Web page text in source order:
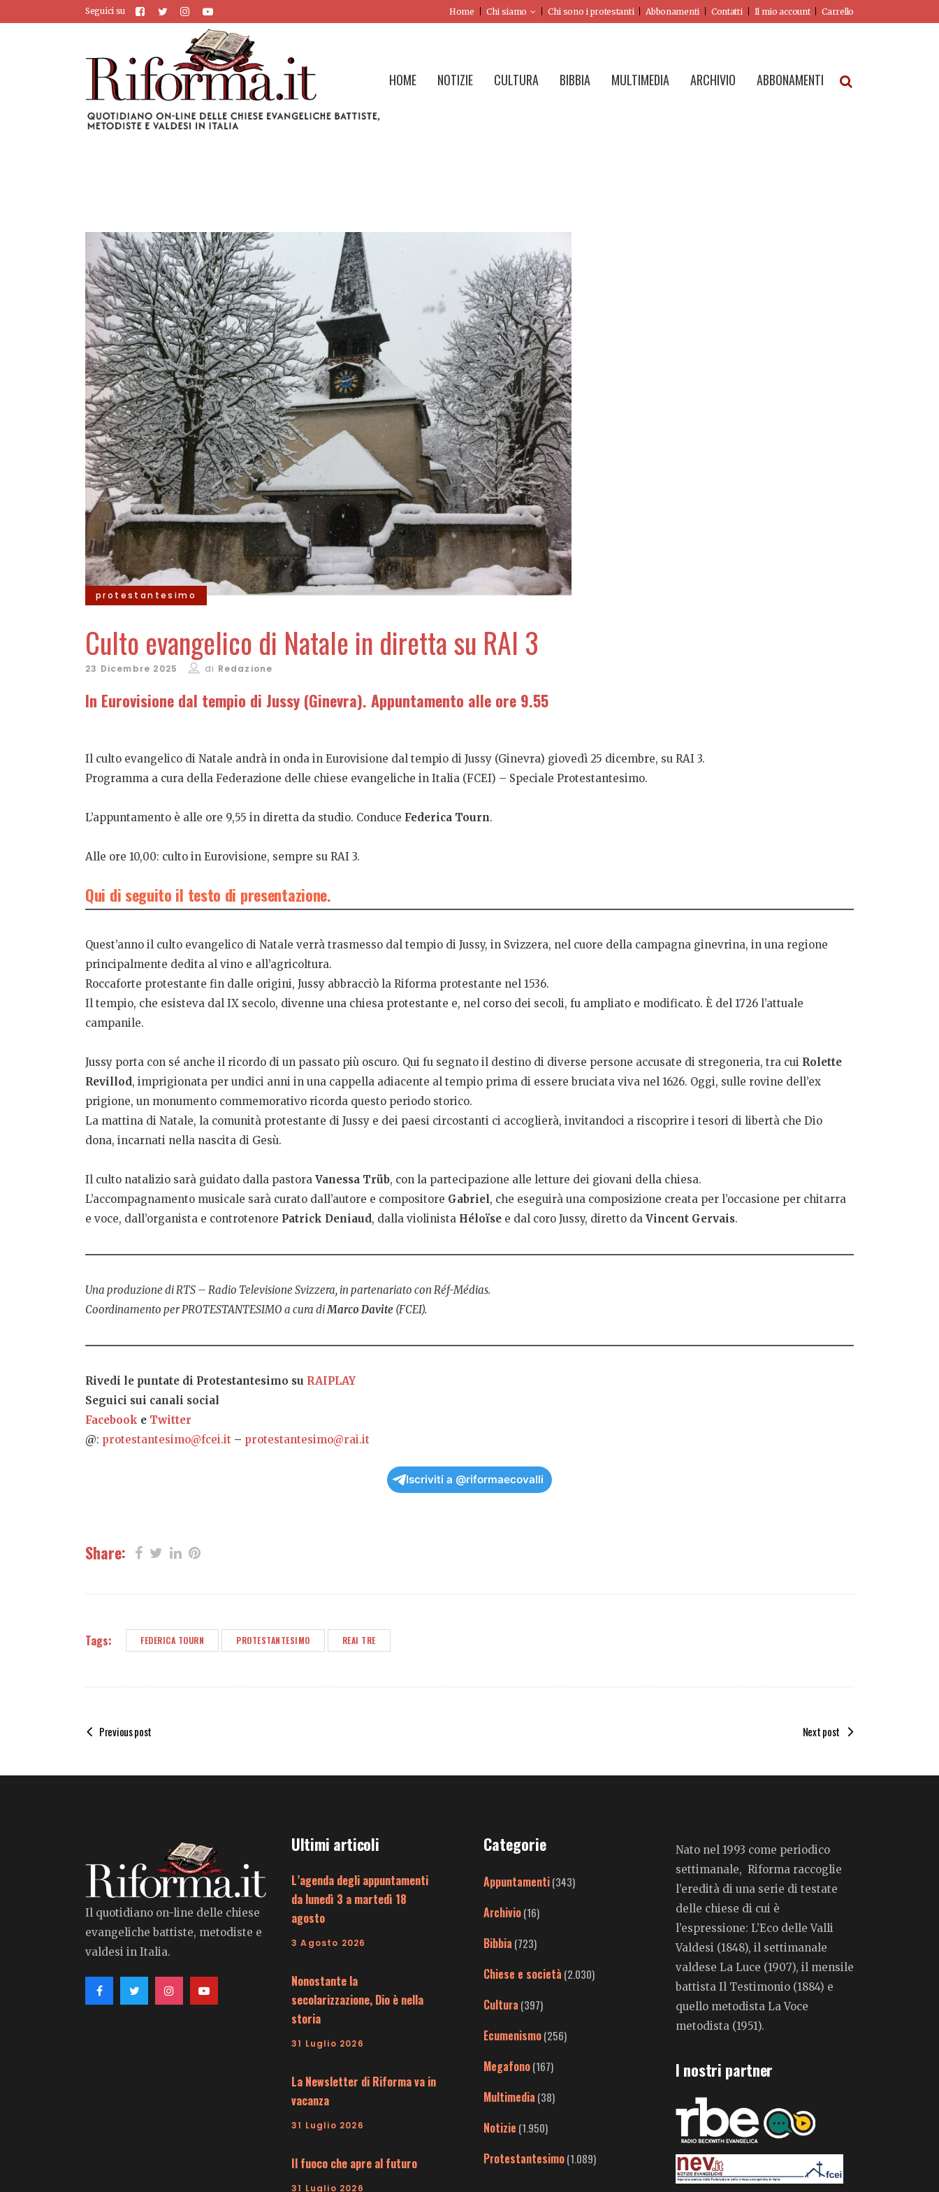
Seguici su Home Chi siamo Chi sono i protestanti Abbonamenti Contatti Il mio account Carrello
HOME NOTIZIE CULTURA BIBBIA MULTIMEDIA ARCHIVIO ABBONAMENTI
protestantesimo
Culto evangelico di Natale in diretta su RAI 3
23 Dicembre 2025 di Redazione
In Eurovisione dal tempio di Jussy (Ginevra). Appuntamento alle ore 9.55
Il culto evangelico di Natale andrà in onda in Eurovisione dal tempio di Jussy (Ginevra) giovedì 25 dicembre, su RAI 3.
Programma a cura della Federazione delle chiese evangeliche in Italia (FCEI) – Speciale Protestantesimo.
L’appuntamento è alle ore 9,55 in diretta da studio. Conduce Federica Tourn.
Alle ore 10,00: culto in Eurovisione, sempre su RAI 3.
Qui di seguito il testo di presentazione.
Quest’anno il culto evangelico di Natale verrà trasmesso dal tempio di Jussy, in Svizzera, nel cuore della campagna ginevrina, in una regione
principalmente dedita al vino e all’agricoltura.
Roccaforte protestante fin dalle origini, Jussy abbracciò la Riforma protestante nel 1536.
Il tempio, che esisteva dal IX secolo, divenne una chiesa protestante e, nel corso dei secoli, fu ampliato e modificato. È del 1726 l’attuale
campanile.
Jussy porta con sé anche il ricordo di un passato più oscuro. Qui fu segnato il destino di diverse persone accusate di stregoneria, tra cui Rolette
Revillod, imprigionata per undici anni in una cappella adiacente al tempio prima di essere bruciata viva nel 1626. Oggi, sulle rovine dell’ex
prigione, un monumento commemorativo ricorda questo periodo storico.
La mattina di Natale, la comunità protestante di Jussy e dei paesi circostanti ci accoglierà, invitandoci a riscoprire i tesori di libertà che Dio
dona, incarnati nella nascita di Gesù.
Il culto natalizio sarà guidato dalla pastora Vanessa Trüb, con la partecipazione alle letture dei giovani della chiesa.
L’accompagnamento musicale sarà curato dall’autore e compositore Gabriel, che eseguirà una composizione creata per l’occasione per chitarra
e voce, dall’organista e controtenore Patrick Deniaud, dalla violinista Héloïse e dal coro Jussy, diretto da Vincent Gervais.
Una produzione di RTS – Radio Televisione Svizzera, in partenariato con Réf-Médias.
Coordinamento per PROTESTANTESIMO a cura diMarco Davite (FCEI).
Rivedi le puntate di Protestantesimo su RAIPLAY
Seguici sui canali social
Facebook e Twitter
@: protestantesimo@fcei.it – protestantesimo@rai.it
Iscriviti a @riformaecovalli
Share:
Tags: FEDERICA TOURN PROTESTANTESIMO REAI TRE
Previous post Next post
Il quotidiano on-line delle chiese
evangeliche battiste, metodiste e
valdesi in Italia.
Ultimi articoli
L’agenda degli appuntamenti
da lunedì 3 a martedì 18
agosto
3 Agosto 2026
Nonostante la
secolarizzazione, Dio è nella
storia
31 Luglio 2026
La Newsletter di Riforma va in
vacanza
31 Luglio 2026
Il fuoco che apre al futuro
31 Luglio 2026
Categorie
Appuntamenti(343)
Archivio(16)
Bibbia (723)
Chiese e società (2.030)
Cultura (397)
Ecumenismo(256)
Megafono(167)
Multimedia (38)
Notizie (1.950)
Protestantesimo(1.089)
Nato nel 1993 come periodico
settimanale, Riforma raccoglie
l’eredità di una serie di testate
delle chiese di cui è
l’espressione: L’Eco delle Valli
Valdesi (1848), il settimanale
valdese La Luce (1907), il mensile
battista Il Testimonio (1884) e
quello metodista La Voce
metodista (1951).
I nostri partner